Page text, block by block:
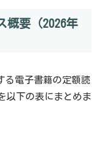
要（2026年
る電子書籍の定額読
以下の表にまとめま